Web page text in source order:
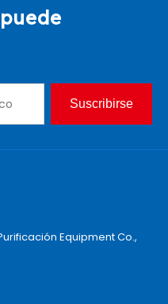
Suscribirse
Equipment Co.,